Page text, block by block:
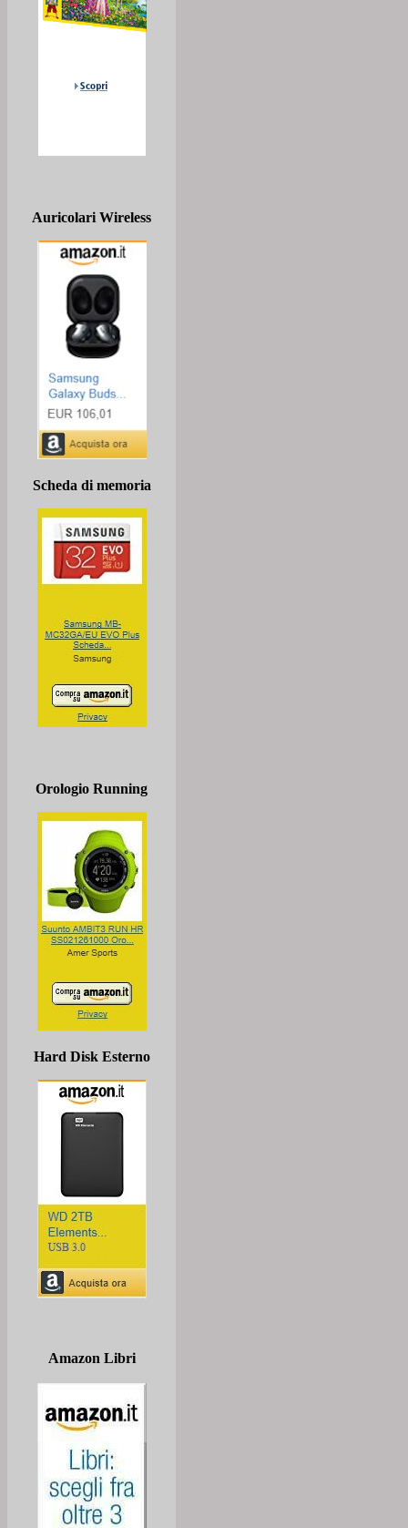
Auricolari Wireless
Scheda di memoria
Orologio Running
Hard Disk Esterno
Amazon Libri